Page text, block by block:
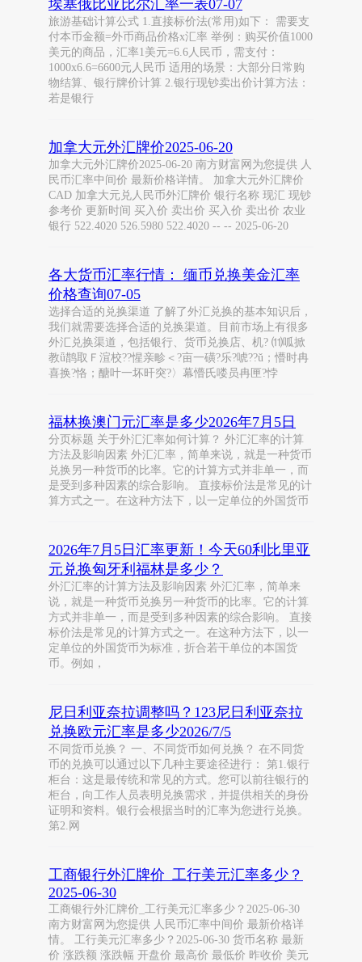
埃塞俄比亚比尔汇率一表07-07
旅游基础计算公式 1.直接标价法(常用)如下： 需要支
付本币金额=外币商品价格x汇率 举例：购买价值1000
美元的商品，汇率1美元=6.6人民币，需支付：
1000x6.6=6600元人民币 适用的场景：大部分日常购
物结算、银行牌价计算 2.银行现钞卖出价计算方法：
若是银行
加拿大元外汇牌价2025-06-20
加拿大元外汇牌价2025-06-20 南方财富网为您提供 人
民币汇率中间价 最新价格详情。 加拿大元外汇牌价
CAD 加拿大元兑人民币外汇牌价 银行名称 现汇 现钞
参考价 更新时间 买入价 卖出价 买入价 卖出价 农业
银行 522.4020 526.5980 522.4020 -- -- 2025-06-20
各大货币汇率行情： 缅币兑换美金汇率
价格查询07-05
选择合适的兑换渠道 了解了外汇兑换的基本知识后，
我们就需要选择合适的兑换渠道。目前市场上有很多
外汇兑换渠道，包括银行、货币兑换店、机? ⑾呱掀
教ǖ鹊取Ｆ渲校??惺亲畛＜?亩一磺?乐?唬??ǔ；懵时冉
喜换?恪；醣叶一坏旰突?〉幕懵氏喽员冉匣?悖
福林换澳门元汇率是多少2026年7月5日
分页标题 关于外汇汇率如何计算？ 外汇汇率的计算
方法及影响因素 外汇汇率，简单来说，就是一种货币
兑换另一种货币的比率。它的计算方式并非单一，而
是受到多种因素的综合影响。 直接标价法是常见的计
算方式之一。在这种方法下，以一定单位的外国货币
2026年7月5日汇率更新！今天60利比里亚
元兑换匈牙利福林是多少？
外汇汇率的计算方法及影响因素 外汇汇率，简单来
说，就是一种货币兑换另一种货币的比率。它的计算
方式并非单一，而是受到多种因素的综合影响。 直接
标价法是常见的计算方式之一。在这种方法下，以一
定单位的外国货币为标准，折合若干单位的本国货
币。例如，
尼日利亚奈拉调整吗？123尼日利亚奈拉
兑换欧元汇率是多少2026/7/5
不同货币兑换？ 一、不同货币如何兑换？ 在不同货
币的兑换可以通过以下几种主要途径进行： 第1.银行
柜台：这是最传统和常见的方式。您可以前往银行的
柜台，向工作人员表明兑换需求，并提供相关的身份
证明和资料。银行会根据当时的汇率为您进行兑换。
第2.网
工商银行外汇牌价_工行美元汇率多少？
2025-06-30
工商银行外汇牌价_工行美元汇率多少？2025-06-30
南方财富网为您提供 人民币汇率中间价 最新价格详
情。 工行美元汇率多少？2025-06-30 货币名称 最新
价 涨跌额 涨跌幅 开盘价 最高价 最低价 昨收价 美元